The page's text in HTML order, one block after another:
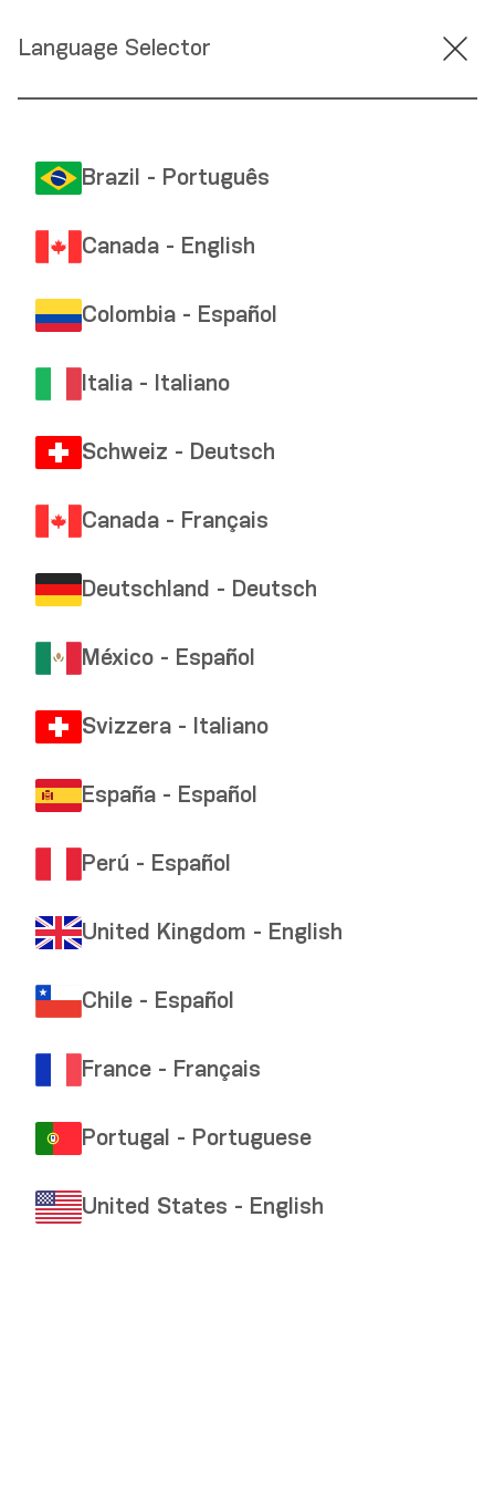
Translation incomplete and/or not found.
Language Selector
Brazil - Português
Canada - English
Colombia - Español
Italia - Italiano
Schweiz - Deutsch
Canada - Français
Deutschland - Deutsch
México - Español
Svizzera - Italiano
España - Español
Perú - Español
United Kingdom - English
Chile - Español
France - Français
Portugal - Portuguese
United States - English